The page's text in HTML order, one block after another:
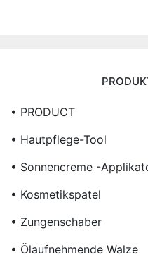
• PRODUCT
• Hautpflege-Tool
• Sonnencreme -
• Kosmetikspatel
• Zungenschaber
• Ölaufnehmende Walze